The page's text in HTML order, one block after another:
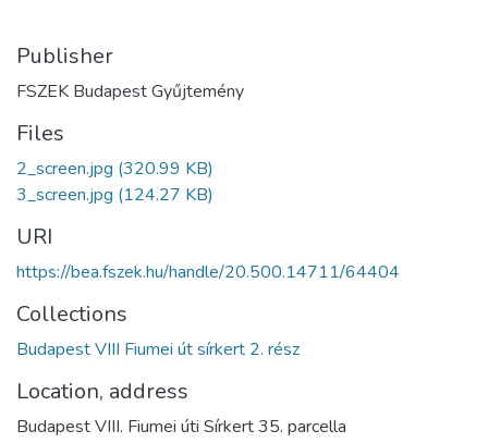
Publisher
FSZEK Budapest Gyűjtemény
Files
2_screen.jpg (320.99 KB)
3_screen.jpg (124.27 KB)
URI
https://bea.fszek.hu/handle/20.500.14711/64404
Collections
Budapest VIII Fiumei út sírkert 2. rész
Location, address
Budapest VIII. Fiumei úti Sírkert 35. parcella